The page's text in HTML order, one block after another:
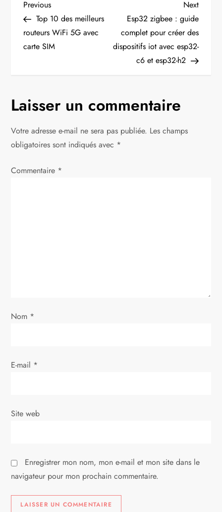
N
a
v
g
a
t
i
’
r
e
Previous
Post
Previous
Top 10 des meilleurs
routeurs WiFi 5G avec
carte SIM
Next
Post
Next
Esp32 zigbee : guide
complet pour créer des
dispositifs iot avec esp32-
c6 et esp32-h2
Laisser un commentaire
Votre adresse e-mail ne sera pas publiée. Les champs
obligatoires sont indiqués avec *
Commentaire *
Nom *
E-mail *
Site web
Enregistrer mon nom, mon e-mail et mon site dans le
navigateur pour mon prochain commentaire.